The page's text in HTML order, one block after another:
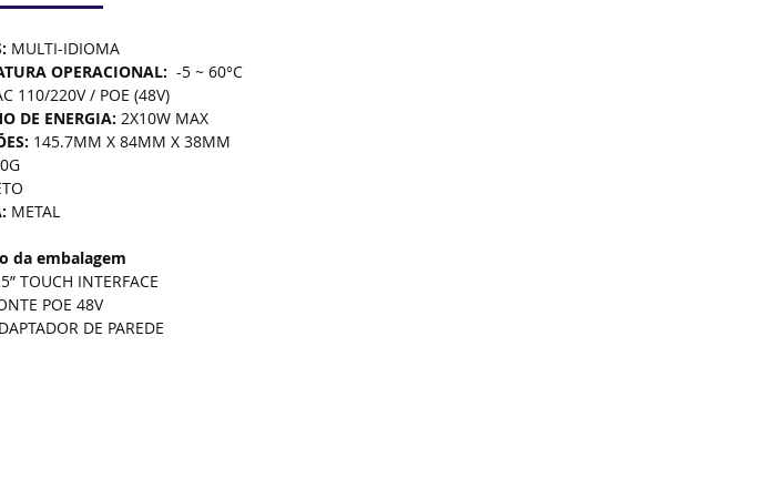
MULTI-IDIOMA
OPERACIONAL:
  -5 ~ 60°C
110/220V / POE (48V)
DE ENERGIA: 2X10W MAX
145.7MM X 84MM X 38MM
METAL
da embalagem
TOUCH INTERFACE
POE 48V
DE PAREDE